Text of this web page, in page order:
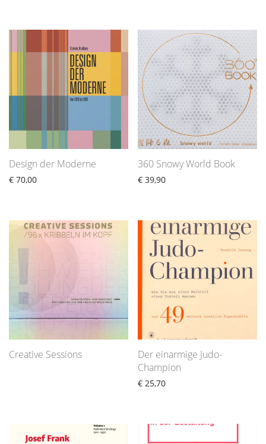
Design der Moderne
€ 70,00
360 Snowy World Book
€ 39,90
Creative Sessions
Der einarmige Judo-
Champion
€ 25,70